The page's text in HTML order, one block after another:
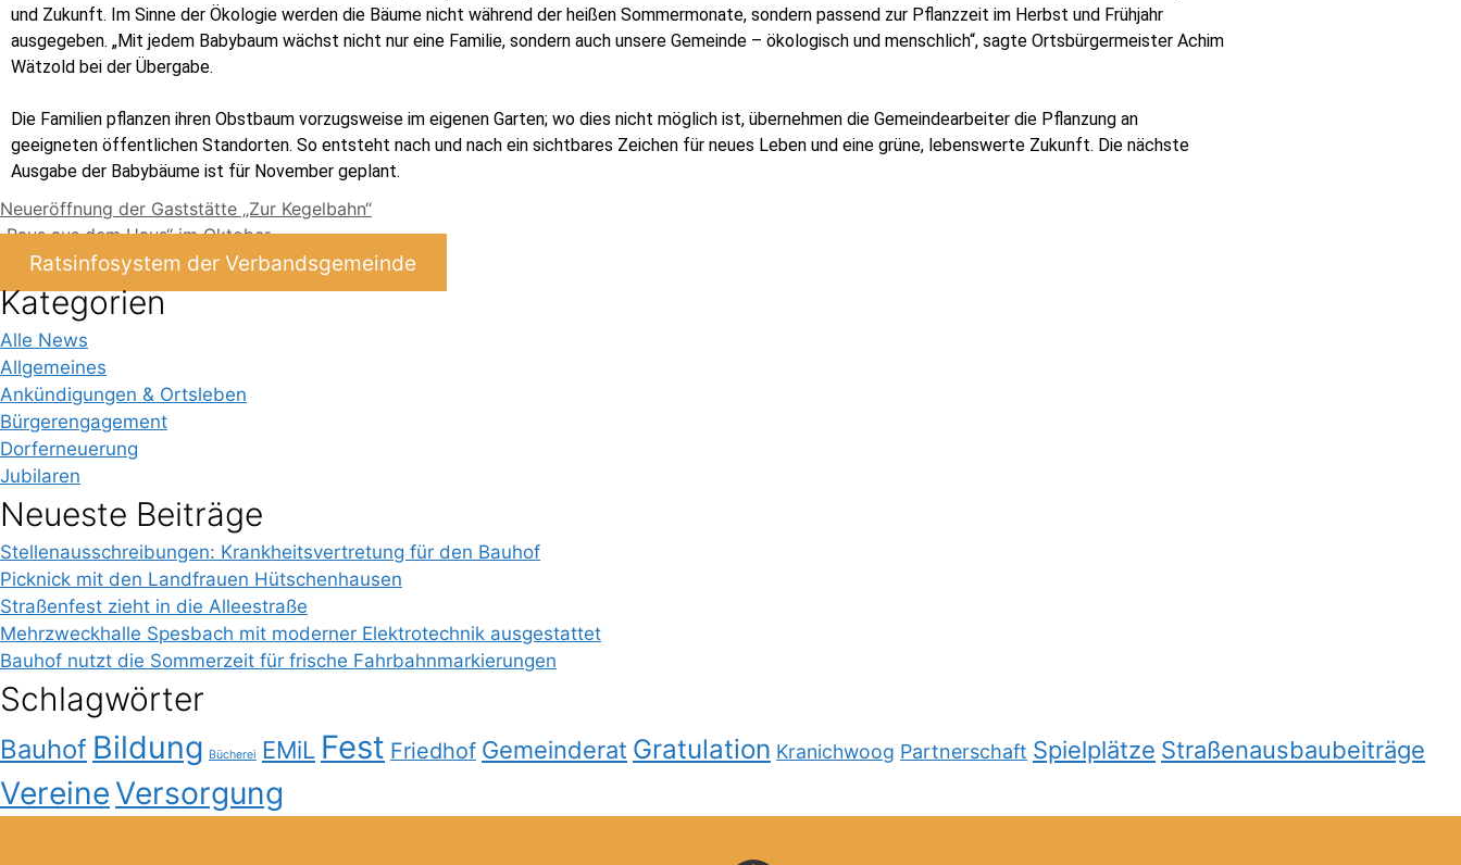
und Zukunft. Im Sinne der Ökologie werden die Bäume nicht während der heißen Sommermonate, sondern passend zur Pflanzzeit im Herbst und Frühjahr
ausgegeben. „Mit jedem Babybaum wächst nicht nur eine Familie, sondern auch unsere Gemeinde – ökologisch und menschlich“, sagte Ortsbürgermeister Achim
Wätzold bei der Übergabe.
Die Familien pflanzen ihren Obstbaum vorzugsweise im eigenen Garten; wo dies nicht möglich ist, übernehmen die Gemeindearbeiter die Pflanzung an
geeigneten öffentlichen Standorten. So entsteht nach und nach ein sichtbares Zeichen für neues Leben und eine grüne, lebenswerte Zukunft. Die nächste
Ausgabe der Babybäume ist für November geplant.
Neueröffnung der Gaststätte „Zur Kegelbahn“
„Raus aus dem Haus“ im Oktober
Ratsinfosystem der Verbandsgemeinde
Kategorien
Alle News
Allgemeines
Ankündigungen & Ortsleben
Bürgerengagement
Dorferneuerung
Jubilaren
Neueste Beiträge
Stellenausschreibungen: Krankheitsvertretung für den Bauhof
Picknick mit den Landfrauen Hütschenhausen
Straßenfest zieht in die Alleestraße
Mehrzweckhalle Spesbach mit moderner Elektrotechnik ausgestattet
Bauhof nutzt die Sommerzeit für frische Fahrbahnmarkierungen
Schlagwörter
Bauhof Bildung Bücherei EMiL Fest Friedhof Gemeinderat Gratulation Kranichwoog Partnerschaft Spielplätze Straßenausbaubeiträge
Vereine Versorgung